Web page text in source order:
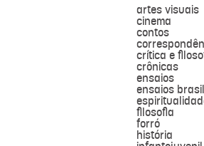
artes visuais
cinema
contos
crítica e
crônicas
ensaios
ensaios
filosofia
forró
história